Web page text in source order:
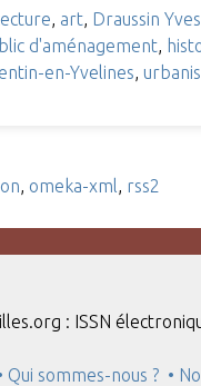
art Draussin Yves
d'aménagement
en-Yvelines
omeka-xml rss2
: ISSN
Qui sommes-nous ? •